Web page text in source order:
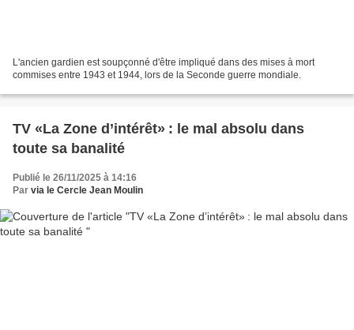
L'ancien gardien est soupçonné d'être impliqué dans des mises à mort
commises entre 1943 et 1944, lors de la Seconde guerre mondiale.
TV «La Zone d’intérêt» : le mal absolu dans
toute sa banalité
Publié le 26/11/2025 à 14:16
Par via le Cercle Jean Moulin